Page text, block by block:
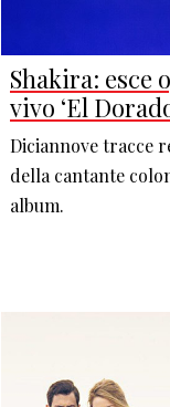
Shakira: esce
vivo ‘El
Diciannove tracce
della cantante
album.